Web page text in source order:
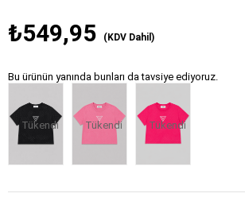
₺549,95 (KDV Dahil)
Bu ürünün yanında bunları da tavsiye ediyoruz.
Tükendi Tükendi Tükendi